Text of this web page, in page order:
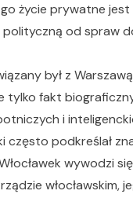
życie prywatne
polityczną od spraw
był z
tylko fakt
i
podkreślał
wywodzi
włocławskim,